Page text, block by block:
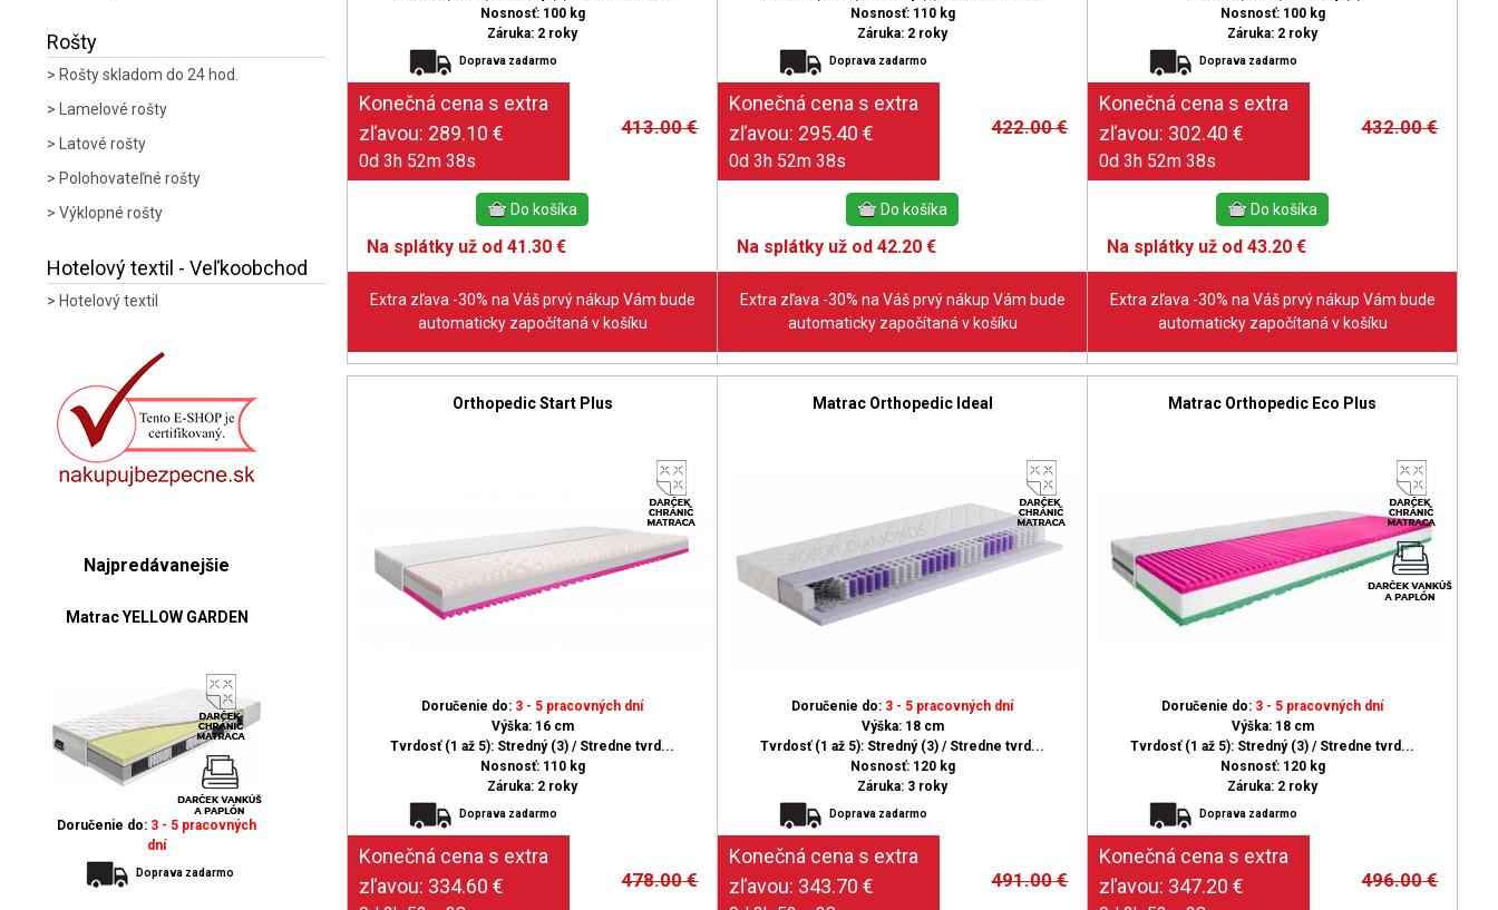
Rošty
Rošty skladom do 24 hod.
Lamelové rošty
Latové rošty
Polohovateľné rošty
Výklopné rošty
Hotelový textil - Veľkoobchod
Hotelový textil
Najpredávanejšie
Matrac YELLOW GARDEN
Doručenie do: 3 - 5 pracovných
dní
Doprava zadarmo
Nosnosť: 100 kg
Záruka: 2 roky
Doprava zadarmo
413.00€
0d 3h 52m 37s
Na splátky už od 41.30 €
Extra zľava -30% na Váš prvý nákup Vám bude
automaticky započítaná v košíku
Nosnosť: 110 kg
Záruka: 2 roky
Doprava zadarmo
422.00€
0d 3h 52m 37s
Na splátky už od 42.20 €
Extra zľava -30% na Váš prvý nákup Vám bude
automaticky započítaná v košíku
Nosnosť: 100 kg
Záruka: 2 roky
Doprava zadarmo
432.00€
0d 3h 52m 37s
Na splátky už od 43.20 €
Extra zľava -30% na Váš prvý nákup Vám bude
automaticky započítaná v košíku
Orthopedic Start Plus
Doručenie do: 3 - 5 pracovných dní
Výška: 16 cm
Tvrdosť (1 až 5): Stredný (3) / Stredne tvrd...
Nosnosť: 110 kg
Záruka: 2 roky
Doprava zadarmo
478.00€
Matrac Orthopedic Ideal
Doručenie do: 3 - 5 pracovných dní
Výška: 18 cm
Tvrdosť (1 až 5): Stredný (3) / Stredne tvrd...
Nosnosť: 120 kg
Záruka: 3 roky
Doprava zadarmo
491.00€
Matrac Orthopedic Eco Plus
Doručenie do: 3 - 5 pracovných dní
Výška: 18 cm
Tvrdosť (1 až 5): Stredný (3) / Stredne tvrd...
Nosnosť: 120 kg
Záruka: 2 roky
Doprava zadarmo
496.00€